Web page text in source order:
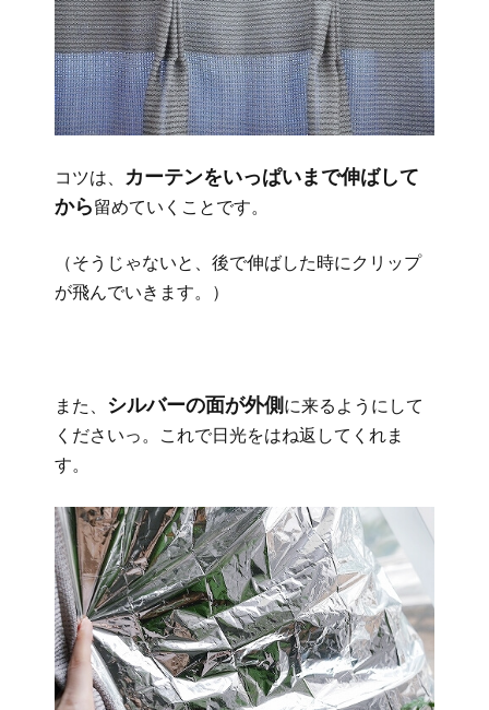
コツは、
カーテンをいっぱいまで伸ばして
から留めていくことです。
（そうじゃないと、後で伸ばした時にクリップ
が飛んでいきます。）
また、 シルバーの面が外側 に来るようにして
くださいっ。これで日光をはね返してくれま
す。